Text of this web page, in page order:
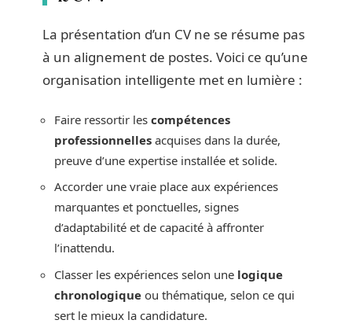
La présentation d’un CV ne se résume pas
à un alignement de postes. Voici ce qu’une
organisation intelligente met en lumière :
Faire ressortir les compétences
professionnelles acquises dans la durée,
preuve d’une expertise installée et solide.
Accorder une vraie place aux expériences
marquantes et ponctuelles, signes
d’adaptabilité et de capacité à affronter
l’inattendu.
Classer les expériences selon une logique
chronologique ou thématique, selon ce qui
sert le mieux la candidature.